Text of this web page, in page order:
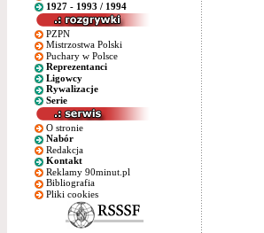
1927 - 1993 / 1994
PZPN
Mistrzostwa Polski
Puchary w Polsce
Reprezentanci
Ligowcy
Rywalizacje
Serie
O stronie
Nabór
Redakcja
Kontakt
Reklamy 90minut.pl
Bibliografia
Pliki cookies